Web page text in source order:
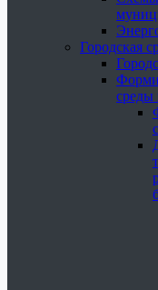
Городская
среды